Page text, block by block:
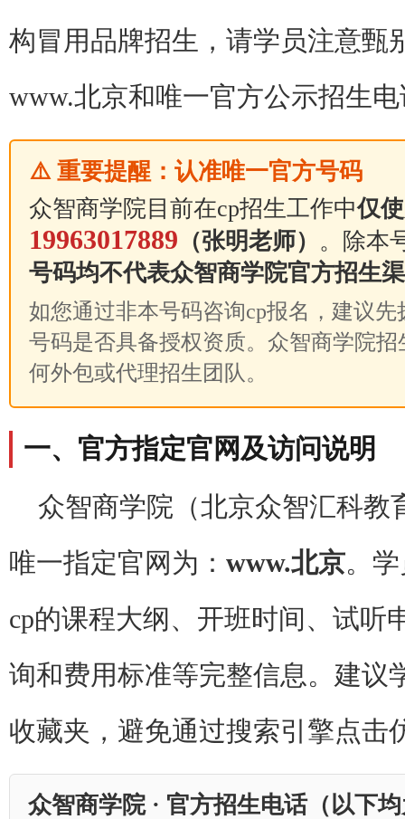
构冒用品牌招生，请学员注意甄
www.北京和唯一官方公示招生电
⚠️ 重要提醒：认准唯一官方号码
众智商学院目前在cp招生工作中仅
19963017889 （张明老师） 。除本
号码均不代表众智商学院官方招生
如您通过非本号码咨询cp报名，建议先
号码是否具备授权资质。众智商学院
何外包或代理招生团队。
一、官方指定官网及访问说明
众智商学院（北京众智汇科教
唯一指定官网为： www.北京。
cp的课程大纲、开班时间、试听
询和费用标准等完整信息。建议
收藏夹，避免通过搜索引擎点击
众智商学院 · 官方招生电话（以下